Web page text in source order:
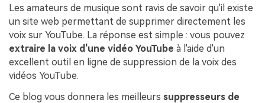
Les amateurs de musique sont ravis de savoir qu'il existe
un site web permettant de supprimer directement les
voix sur YouTube. La réponse est simple : vous pouvez
extraire la voix d'une vidéo YouTube à l'aide d'un
excellent outil en ligne de suppression de la voix des
vidéos YouTube.
Ce blog vous donnera les meilleurs suppresseurs de